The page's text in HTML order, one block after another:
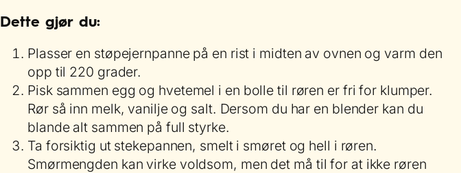
Dette gjør du:
Plasser en støpejernpanne på en rist i midten av ovnen og varm den
opp til 220 grader.
Pisk sammen egg og hvetemel i en bolle til røren er fri for klumper.
Rør så inn melk, vanilje og salt. Dersom du har en blender kan du
blande alt sammen på full styrke.
Ta forsiktig ut stekepannen, smelt i smøret og hell i røren.
Smørmengden kan virke voldsom, men det må til for at ikke røren